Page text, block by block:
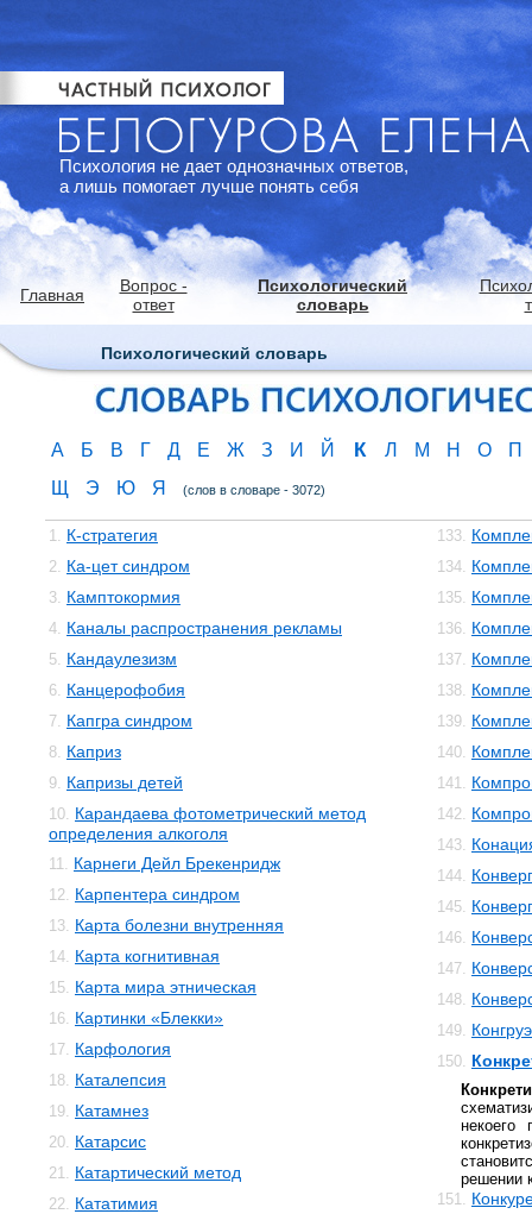
Психология не дает однозначных ответов,
а лишь помогает лучше понять себя
Главная
Вопрос -
ответ
Психологический
словарь
Психологический словарь
А Б В Г Д Е Ж З И Й К Л М Н О
П
Щ
Э Ю Я (слов в словаре - 3072)
1. К-стратегия
2. Ка-цет синдром
3. Камптокормия
4. Каналы распространения рекламы
5. Кандаулезизм
6. Канцерофобия
7. Капгра синдром
8. Каприз
9. Капризы детей
10. Карандаева фотометрический метод
определения алкоголя
11. Карнеги Дейл Брекенридж
12. Карпентера синдром
13. Карта болезни внутренняя
14. Карта когнитивная
15. Карта мира этническая
16. Картинки «Блекки»
17. Карфология
18. Каталепсия
19. Катамнез
20. Катарсис
21. Катартический метод
22. Кататимия
133.
134.
135.
136.
137.
138.
139.
140.
141.
142.
143.
144.
145.
146.
147.
148.
149.
150.
некоего
решении
151.